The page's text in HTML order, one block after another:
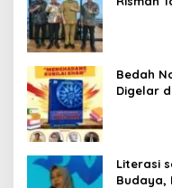
Bedah
Digelar
Literasi
Budaya,